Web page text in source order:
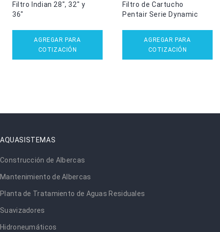
Filtro Indian 28″, 32″ y
36″
AGREGAR PARA
COTIZACIÓN
Filtro de Cartucho
Pentair Serie Dynamic
AGREGAR PARA
COTIZACIÓN
AQUASISTEMAS
Construcción de Albercas
Mantenimiento de Albercas
Planta de Tratamiento de Aguas Residuales
Suavizadores
Hidroneumáticos